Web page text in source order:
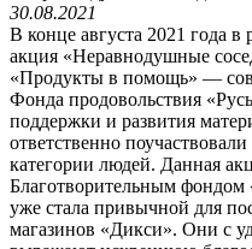
30.08.2021
В конце августа 2021 года в
акция «Неравнодушные
«Продукты в помощь» —
Фонда продовольствия
поддержки и развития
ответственно
категории людей. Данная
Благотворительным фондом
уже стала привычной для
магазинов «Дикси». Они с